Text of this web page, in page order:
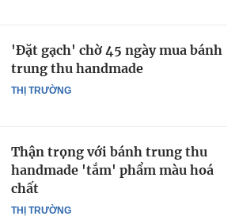
THỊ TRƯỜNG
'Đặt gạch' chờ 45 ngày mua bánh
trung thu handmade
THỊ TRƯỜNG
Thận trọng với bánh trung thu
handmade 'tắm' phẩm màu hoá
chất